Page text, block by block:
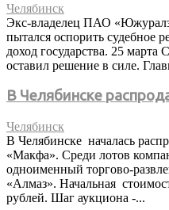
Челябинск
Экс-владелец ПАО
пытался оспорить судебное
доход государства. 25
оставил решение в силе.
В Челябинске
Челябинск
В Челябинске началась
«Макфа». Среди лотов
одноименный торгово-
«Алмаз». Начальная
рублей. Шаг аукциона -...